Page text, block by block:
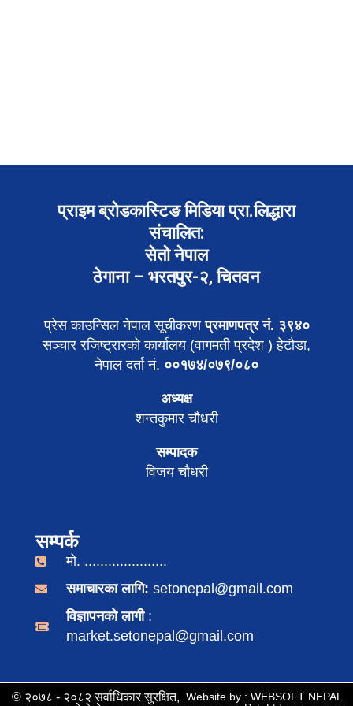
प्राइम ब्रोडकास्टिङ मिडिया प्रा.लिद्धारा
संचालित:
सेतो नेपाल
ठेगाना – भरतपुर-२, चितवन
प्रेस काउन्सिल नेपाल सूचीकरणप्रमाणपत्र नं. ३९४०
सञ्चार रजिष्ट्रारको कार्यालय (वागमती प्रदेश ) हेटौडा,
नेपाल दर्ता नं. ००१७४/०७९/०८०
अध्यक्ष
शन्तकुमार चौधरी
सम्पादक
विजय चौधरी
सम्पर्क
मो. .....................
समाचारका लागि: setonepal@gmail.com
विज्ञापनको लागी :
market.setonepal@gmail.com
© २०७८ - २०८२ सर्वाधिकार सुरक्षित, Website by : WEBSOFT NEPAL